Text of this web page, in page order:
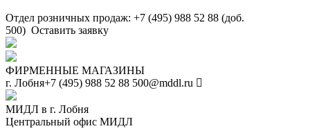
Отдел розничных продаж: +7 (495) 988 52 88 (доб.
500) Оставить заявку
ФИРМЕННЫЕ МАГАЗИНЫ
г. Лобня+7 (495) 988 52 88 500@mddl.ru
МИДЛ в г. Лобня
Центральный офис МИДЛ